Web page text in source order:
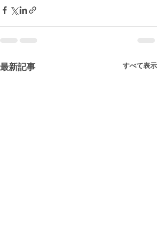
最新記事 すべて表示